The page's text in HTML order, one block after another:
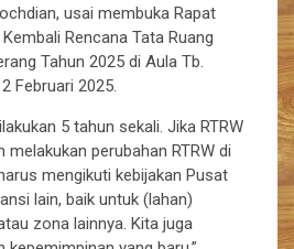
usai membuka Rapat
Rencana Tata Ruang
Tahun 2025 di Aula Tb.
Februari 2025.
5 tahun sekali. Jika RTRW
perubahan RTRW di
mengikuti kebijakan Pusat
lain, baik untuk (lahan)
zona lainnya. Kita juga